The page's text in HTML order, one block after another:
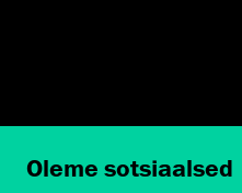
Oleme sotsiaalsed